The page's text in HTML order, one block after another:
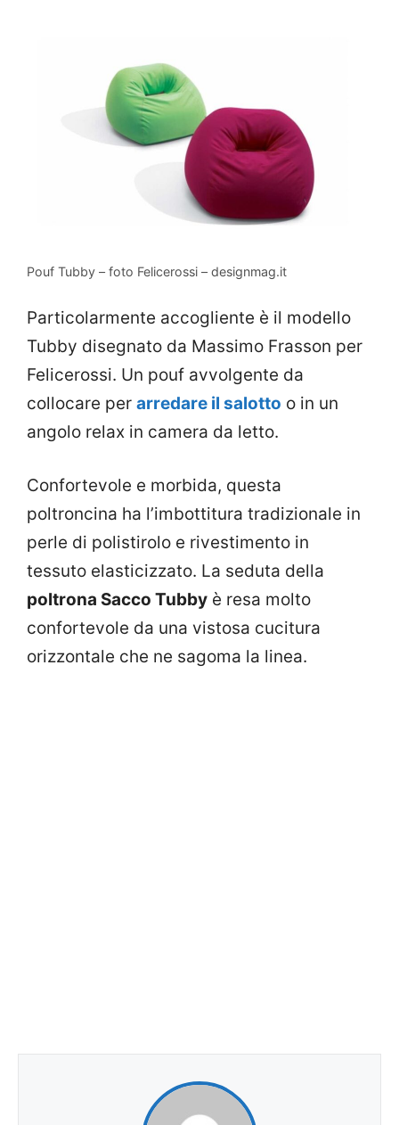
Pouf Tubby – foto Felicerossi – designmag.it
Particolarmente accogliente è il modello
Tubby disegnato da Massimo Frasson per
Felicerossi. Un pouf avvolgente da
collocare per arredare il salotto o in un
angolo relax in camera da letto.
Confortevole e morbida, questa
poltroncina ha l’imbottitura tradizionale in
perle di polistirolo e rivestimento in
tessuto elasticizzato. La seduta della
poltrona Sacco Tubby è resa molto
confortevole da una vistosa cucitura
orizzontale che ne sagoma la linea.